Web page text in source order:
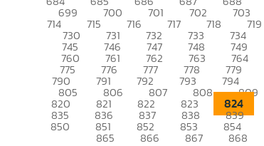
699 700 701 702 703
714 715 716 717 718 719
730 731 732 733 734
745 746 747 748 749
760 761 762 763 764
775 776 777 778 779
790 791 792 793 794
805 806 807 808 809
820 821 822 823 824
835 836 837 838 839
850 851 852 853 854
865 866 867 868